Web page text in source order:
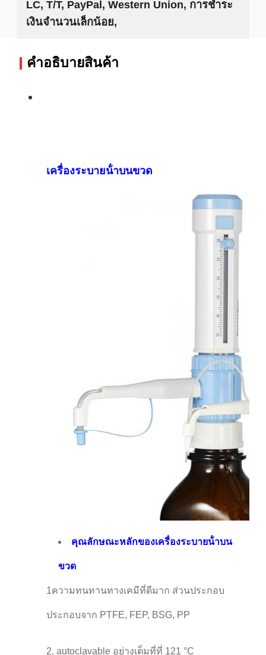
LC, T/T, PayPal, Western Union, การชำระ
เงินจำนวนเล็กน้อย,
คําอธิบายสินค้า
เครื่องระบายน้ําบนขวด
คุณลักษณะหลักของเครื่องระบายน้ําบน
ขวด
1ความทนทานทางเคมีที่ดีมาก ส่วนประกอบ
ประกอบจาก PTFE, FEP, BSG, PP
2. autoclavable อย่างเต็มที่ที่ 121 °C